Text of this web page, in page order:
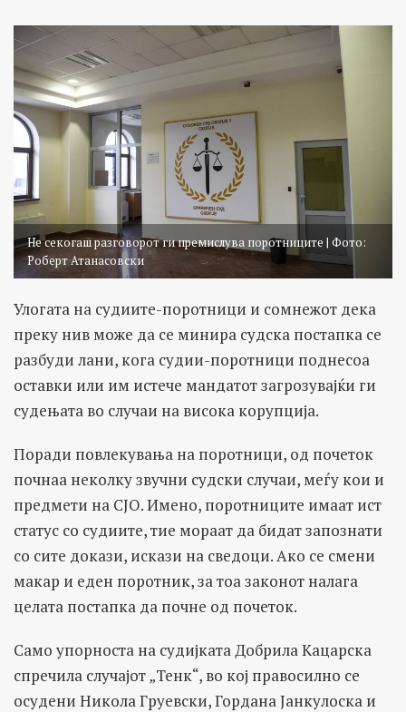
Не секогаш разговорот ги премислува поротниците | Фото:
Роберт Атанасовски
Улогата на судиите-поротници и сомнежот дека
преку нив може да се минира судска постапка се
разбуди лани, кога судии-поротници поднесоа
оставки или им истече мандатот загрозувајќи ги
судењата во случаи на висока корупција.
Поради повлекувања на поротници, од почеток
почнаа неколку звучни судски случаи, меѓу кои и
предмети на СЈО. Имено, поротниците имаат ист
статус со судиите, тие мораат да бидат запознати
со сите докази, искази на сведоци. Ако се смени
макар и еден поротник, за тоа законот налага
целата постапка да почне од почеток.
Само упорноста на судијката Добрила Кацарска
спречила случајот „Тенк“, во кој правосилно се
осудени Никола Груевски, Гордана Јанкулоска и